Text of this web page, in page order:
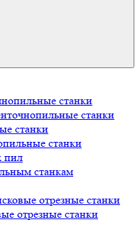
станки
станки
станки
станки
пил
станкам
отрезные станки
отрезные станки